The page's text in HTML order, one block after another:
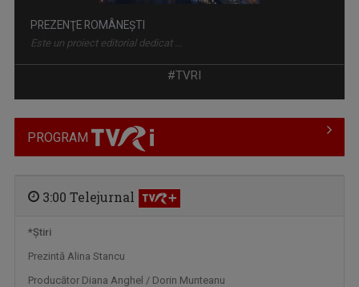
DISCOVER ROMANIA
Prin această serie de emisiuni, Televiziunea ...
INVESTIŢI ÎN
ROMÂNIA!
al ...
#TVRI
PROGRAM
3:00 Telejurnal
*Ştiri
Prezintă Alina Stancu
Producător Diana Anghel / Dorin Munteanu